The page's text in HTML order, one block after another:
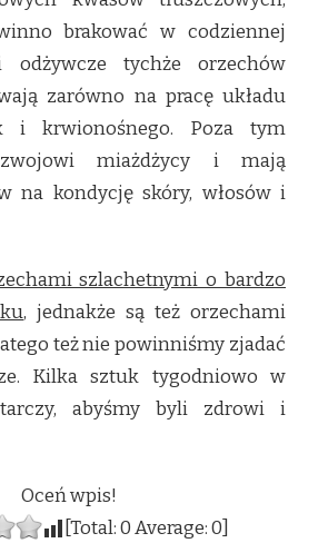
brakować w codziennej
odżywcze tychże orzechów
zarówno na pracę układu
i krwionośnego. Poza tym
miażdżycy i mają
na kondycję skóry, włosów i
szlachetnymi o bardzo
, jednakże są też orzechami
też nie powinniśmy zjadać
Kilka sztuk tygodniowo w
abyśmy byli zdrowi i
Oceń wpis!
[Total:0Average:0]